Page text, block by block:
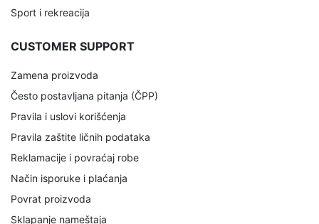
Sport i rekreacija
CUSTOMER SUPPORT
Zamena proizvoda
Često postavljana pitanja (ČPP)
Pravila i uslovi korišćenja
Pravila zaštite ličnih podataka
Reklamacije i povraćaj robe
Način isporuke i plaćanja
Povrat proizvoda
Sklapanje nameštaja